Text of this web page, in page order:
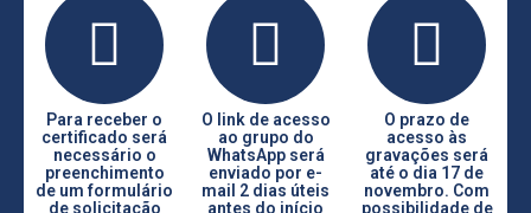
Para receber o
certificado será
necessário o
preenchimento
de um formulário
de solicitação
O link de acesso
ao grupo do
WhatsApp será
enviado por e-
mail 2 dias úteis
antes do início
O prazo de
acesso às
gravações será
até o dia 17 de
novembro. Com
possibilidade de